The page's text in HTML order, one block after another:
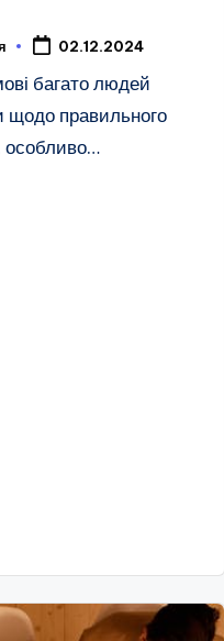
02.12.2024
багато людей
щодо правильного
особливо…